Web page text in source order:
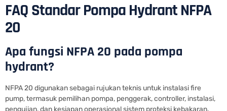
FAQ Standar Pompa Hydrant NFPA
20
Apa fungsi NFPA 20 pada pompa
hydrant?
NFPA 20 digunakan sebagai rujukan teknis untuk instalasi fire
pump, termasuk pemilihan pompa, penggerak, controller, instalasi,